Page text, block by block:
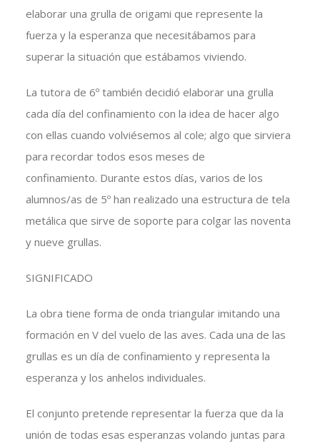
elaborar una grulla de origami que represente la
fuerza y la esperanza que necesitábamos para
superar la situación que estábamos viviendo.
La tutora de 6º también decidió elaborar una grulla
cada día del confinamiento con la idea de hacer algo
con ellas cuando volviésemos al cole; algo que sirviera
para recordar todos esos meses de
confinamiento. Durante estos días, varios de los
alumnos/as de 5º han realizado una estructura de tela
metálica que sirve de soporte para colgar las noventa
y nueve grullas.
SIGNIFICADO
La obra tiene forma de onda triangular imitando una
formación en V del vuelo de las aves. Cada una de las
grullas es un día de confinamiento y representa la
esperanza y los anhelos individuales.
El conjunto pretende representar la fuerza que da la
unión de todas esas esperanzas volando juntas para